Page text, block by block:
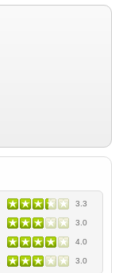
3.3
3.0
4.0
3.0